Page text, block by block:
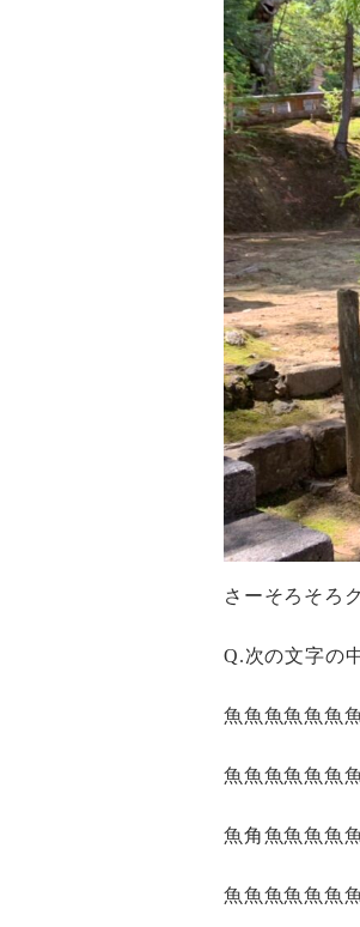
さーそろそろ
Q.次の文字の
魚魚魚魚魚魚
魚魚魚魚魚魚
魚角魚魚魚魚
魚魚魚魚魚魚